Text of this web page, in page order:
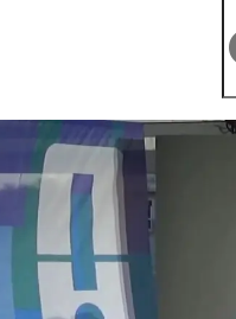
Per tutto
ricominciare dai